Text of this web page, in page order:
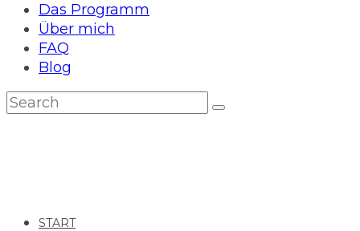
Das Programm
Über mich
FAQ
Blog
START